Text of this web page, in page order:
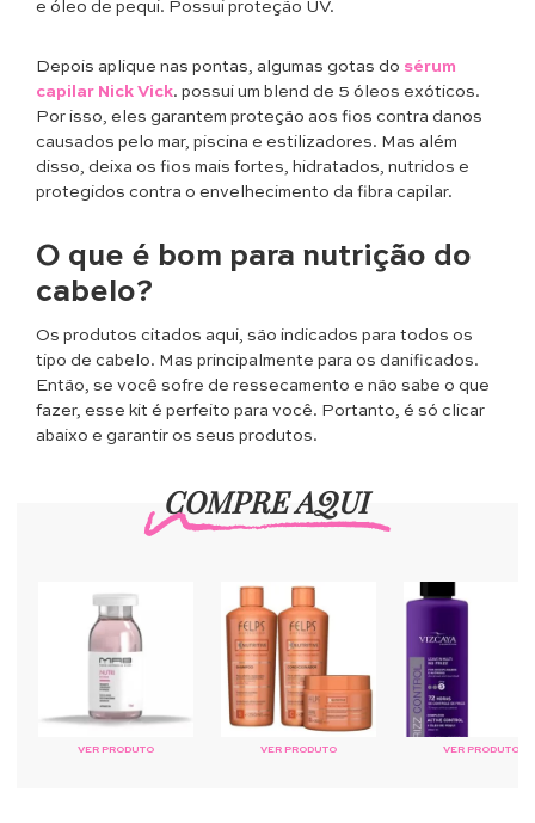
e óleo de pequi. Possui proteção UV.
Depois aplique nas pontas, algumas gotas do sérum
capilar Nick Vick. possui um blend de 5 óleos exóticos.
Por isso, eles garantem proteção aos fios contra danos
causados pelo mar, piscina e estilizadores. Mas além
disso, deixa os fios mais fortes, hidratados, nutridos e
protegidos contra o envelhecimento da fibra capilar.
O que é bom para nutrição do
cabelo?
Os produtos citados aqui, são indicados para todos os
tipo de cabelo. Mas principalmente para os danificados.
Então, se você sofre de ressecamento e não sabe o que
fazer, esse kit é perfeito para você. Portanto, é só clicar
abaixo e garantir os seus produtos.
COMPRE AQUI
VER PRODUTO VER PRODUTO VER PRODUTO